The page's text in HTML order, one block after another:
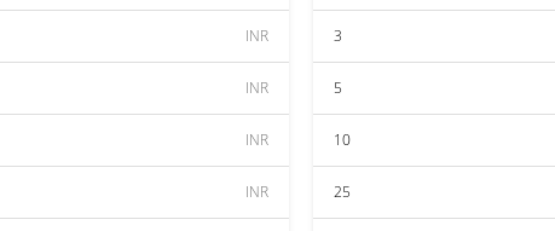
INR
INR
INR
INR
3
5
10
25